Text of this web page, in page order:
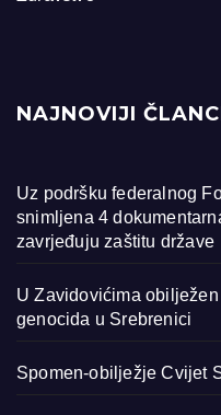
NAJNOVIJI
Uz podršku federalnog
snimljena 4
zavrjeđuju zaštitu države
U Zavidovićima
genocida u Srebrenici
Spomen-obilježje Cvijet